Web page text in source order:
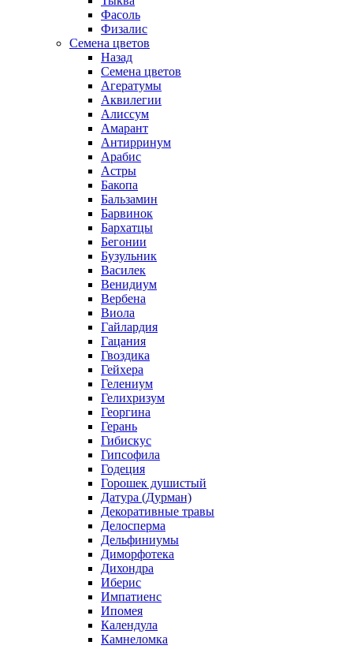
Фасоль
Физалис
Семена цветов
Назад
Семена цветов
Агератумы
Аквилегии
Алиссум
Амарант
Антирринум
Арабис
Астры
Бакопа
Бальзамин
Барвинок
Бархатцы
Бегонии
Бузульник
Василек
Венидиум
Вербена
Виола
Гайлардия
Гацания
Гвоздика
Гейхера
Гелениум
Гелихризум
Георгина
Герань
Гибискус
Гипсофила
Годеция
Горошек душистый
Датура (Дурман)
Декоративные травы
Делосперма
Дельфиниумы
Диморфотека
Дихондра
Иберис
Импатиенс
Ипомея
Календула
Камнеломка